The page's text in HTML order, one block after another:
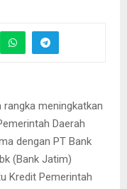
rangka meningkatkan
Daerah
dengan PT Bank
(Bank Jatim)
Kredit Pemerintah